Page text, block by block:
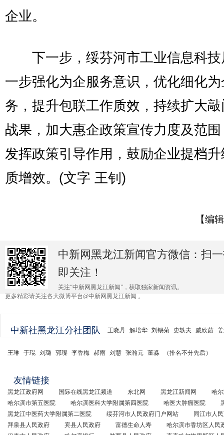
企业。
下一步，绥芬河市工业信息科技
一步强化为企服务意识，优化细化
务，提升包联工作质效，持续扩大
战果，加大惠企政策宣传力度及范
发挥政策引导作用，鼓励企业提档
质增效。(文字 王钊)
【编
中新网黑龙江新闻官方微信：扫
即关注！
关注“中新网黑龙江新闻”，获取独家新闻资讯。
更多精彩请关注各大微博平台@中新网黑龙江新闻 。
中新社黑龙江分社团队 王晓丹 解培华 刘锡菊 史轶夫 戚欣茹
王琳 于琨 刘璐 郭璨 李香梅 郝雨 刘慧 张瀚元 董淼 （排名不分先后）
友情链接
黑龙江政府网 国际在线黑龙江频道 东北网 黑龙江新闻网
哈
哈尔滨市第五医院
哈尔滨医科大学附属第四医院 哈医大肿瘤医院
黑龙江中医药大学附属第二医院
绥芬河市人民政府门户网站
同江市人
拜泉县人民政府
宾县人民政府 富德生命人寿
哈尔滨市香坊区人民